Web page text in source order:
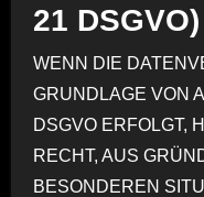
21 DSGVO)
WENN DIE
GRUNDLAGE VON
DSGVO ERFOLGT,
RECHT, AUS
BESONDEREN